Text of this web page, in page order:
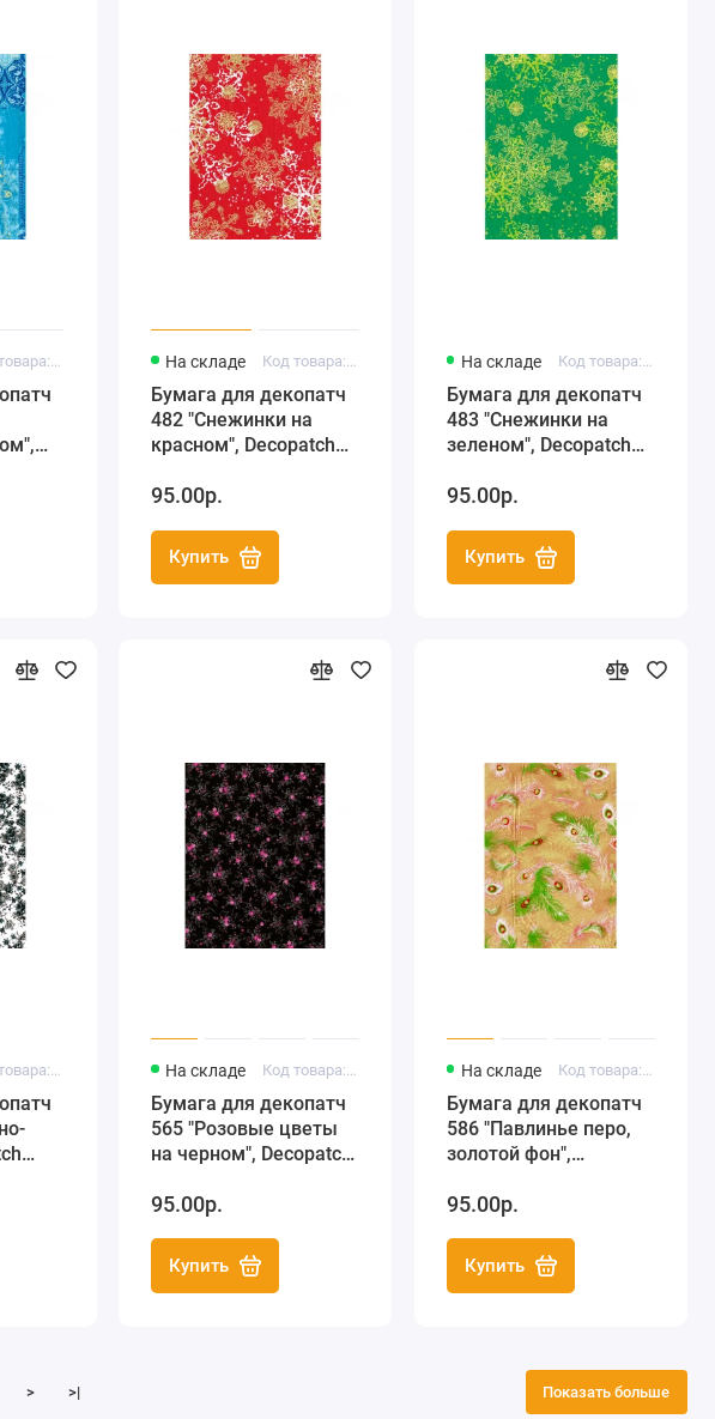
Код товара: FDA476 На складе Код товара: FDA482
Бумага для декопатч
482 "Снежинки на
красном", Decopatch
95.00р.
Купить
На складе Код товара: FDA483
Бумага для декопатч
483 "Снежинки на
зеленом", Decopatch
95.00р.
Купить
На складе
Бумага для декопатч
565 "Розовые цветы
на черном", Decopatch
95.00р.
Купить
На складе
Бумага для декопатч
586 "Павлинье перо,
золотой фон",
30х40 см
95.00р.
Купить
> >| Показать больше